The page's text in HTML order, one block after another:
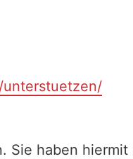
haben hiermit